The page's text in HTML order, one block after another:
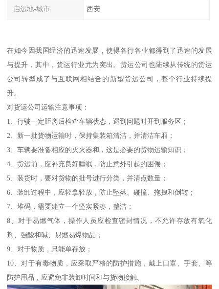
启运地-城市 西安
在如今因我国经济的迅速发展，使得各行各业都得到了迅速的发展
与提升，其中，货运行业尤为突出。货运公司也陆续从传统的货运
公司转型成了与互联网相结合的新型货运公司，整个行业持续提
升。
对货运公司运输注意事项：
1、行驶一定距离后检查车辆状态，遇到问题时开到服务区；
2、新一批货物运输时，保持集装箱清洁，并清洁车厢；
3、车辆要准备相应的灭火器和，这是必要的货物运输知识；
4、货运前，应补充良好睡眠，防止意外引起的困倦；
5、装货时，要对货物的批号进行分类，并清点数量；
6、装卸过程中，应轻拿轻放，防止坠落、碰撞、拖拽和倒转；
7、堆码，需要建立一个坚实紧凑，整洁；
8、对于易燃气体，操作人员应检查密封情况，不允许存放有氧化
剂、强酸和碱、易燃易爆物品；
9、对于物质，只能单存放；
10、对于有毒物质，应采取严格的防护措施，戴上口罩、手套、等
防护用品，应避免非装卸时间和与货物接触。